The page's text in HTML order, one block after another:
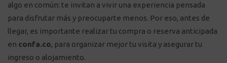
algo en común: te invitan a vivir una experiencia pensada
para disfrutar más y preocuparte menos. Por eso, antes de
llegar, es importante realizar tu compra o reserva anticipada
en confa.co, para organizar mejor tu visita y asegurar tu
ingreso o alojamiento.